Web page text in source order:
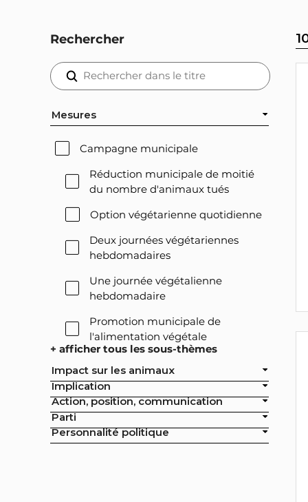
Rechercher
Mesures
Campagne municipale
Réduction municipale de moitié
du nombre d'animaux tués
Option végétarienne quotidienne
Deux journées végétariennes
hebdomadaires
Une journée végétalienne
hebdomadaire
Promotion municipale de
l'alimentation végétale
officielles de la ville
Exclusion de l'élevage intensif des
Exclusion de la pisciculture des
+ afficher tous les sous-thèmes
Impact sur les animaux
Implication
Action, position, communication
Parti
Personnalité politique